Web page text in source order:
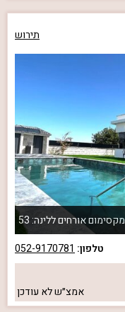
תירוש
מקסימום אורחים ללינה: 53
טלפון: 052-9170781
אמצ״שלא עודכן